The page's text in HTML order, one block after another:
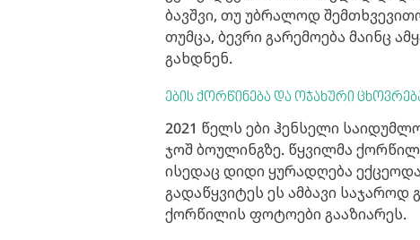
ბავშვი, თუ უბრალოდ
თუმცა, ბევრი გარემოება მაინც
გახდნენ.
ების ქორწინება და ოჯახური
2021 წელს ები ჰენსელი
ჯოშ ბოულინგზე. წყვილმა
ისედაც დიდი ყურადღება
გადაწყვიტეს ეს ამბავი
ქორწილის ფოტოები გააზიარეს.